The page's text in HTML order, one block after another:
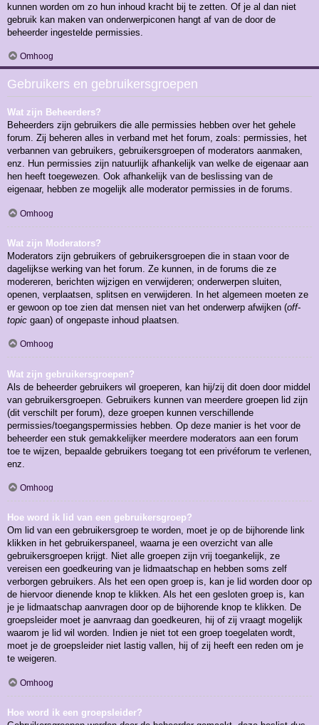
kunnen worden om zo hun inhoud kracht bij te zetten. Of je al dan niet
gebruik kan maken van onderwerpiconen hangt af van de door de
beheerder ingestelde permissies.
Omhoog
Gebruikers en gebruikersgroepen
Wat zijn Beheerders?
Beheerders zijn gebruikers die alle permissies hebben over het gehele
forum. Zij beheren alles in verband met het forum, zoals: permissies, het
verbannen van gebruikers, gebruikersgroepen of moderators aanmaken,
enz. Hun permissies zijn natuurlijk afhankelijk van welke de eigenaar aan
hen heeft toegewezen. Ook afhankelijk van de beslissing van de
eigenaar, hebben ze mogelijk alle moderator permissies in de forums.
Omhoog
Wat zijn Moderators?
Moderators zijn gebruikers of gebruikersgroepen die in staan voor de
dagelijkse werking van het forum. Ze kunnen, in de forums die ze
modereren, berichten wijzigen en verwijderen; onderwerpen sluiten,
openen, verplaatsen, splitsen en verwijderen. In het algemeen moeten ze
er gewoon op toe zien dat mensen niet van het onderwerp afwijken (off-
topic gaan) of ongepaste inhoud plaatsen.
Omhoog
Wat zijn gebruikersgroepen?
Als de beheerder gebruikers wil groeperen, kan hij/zij dit doen door middel
van gebruikersgroepen. Gebruikers kunnen van meerdere groepen lid zijn
(dit verschilt per forum), deze groepen kunnen verschillende
permissies/toegangspermissies hebben. Op deze manier is het voor de
beheerder een stuk gemakkelijker meerdere moderators aan een forum
toe te wijzen, bepaalde gebruikers toegang tot een privéforum te verlenen,
enz.
Omhoog
Hoe word ik lid van een gebruikersgroep?
Om lid van een gebruikersgroep te worden, moet je op de bijhorende link
klikken in het gebruikerspaneel, waarna je een overzicht van alle
gebruikersgroepen krijgt. Niet alle groepen zijn vrij toegankelijk, ze
vereisen een goedkeuring van je lidmaatschap en hebben soms zelf
verborgen gebruikers. Als het een open groep is, kan je lid worden door op
de hiervoor dienende knop te klikken. Als het een gesloten groep is, kan
je je lidmaatschap aanvragen door op de bijhorende knop te klikken. De
groepsleider moet je aanvraag dan goedkeuren, hij of zij vraagt mogelijk
waarom je lid wil worden. Indien je niet tot een groep toegelaten wordt,
moet je de groepsleider niet lastig vallen, hij of zij heeft een reden om je
te weigeren.
Omhoog
Hoe word ik een groepsleider?